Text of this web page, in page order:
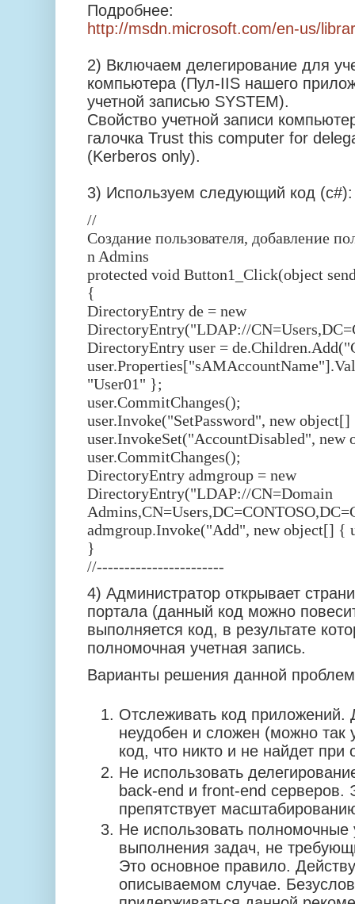
Подробнее:
http://msdn.microsoft.com/en-us/
2) Включаем делегирование для
компьютера (Пул-IIS нашего
учетной записью SYSTEM).
Свойство учетной записи
галочка Trust this computer for
(Kerberos only).
3) Используем следующий код (c#):
//
Создание пользователя, добавление
n Admins
protected void Button1_Click(object
{
DirectoryEntry de = new
DirectoryEntry("LDAP://
DirectoryEntry user =
"User01" };
user.CommitChanges();
user.Invoke("SetPassword", new
user.InvokeSet("AccountDisabled",
user.CommitChanges();
DirectoryEntry admgroup = new
DirectoryEntry("LDAP://CN=Domain
admgroup.Invoke("Add", new object[] {
}
//-----------------------
4) Администратор открывает
портала (данный код можно
выполняется код, в результате
полномочная учетная запись.
Варианты решения данной
Отслеживать код приложений.
неудобен и сложен (можно так
код, что никто и не найдет при
Не использовать
back-end и front-end серверов.
препятствует
Не использовать полномочные
выполнения задач, не
Это основное правило.
описываемом случае.